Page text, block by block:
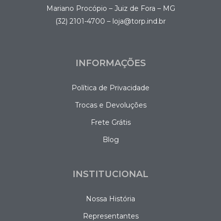
Mariano Procópio – Juiz de Fora – MG
(32) 2101-4700 – loja@torp.ind.br
INFORMAÇÕES
Política de Privacidade
Trocas e Devoluções
Frete Grátis
Blog
INSTITUCIONAL
Nossa História
Representantes